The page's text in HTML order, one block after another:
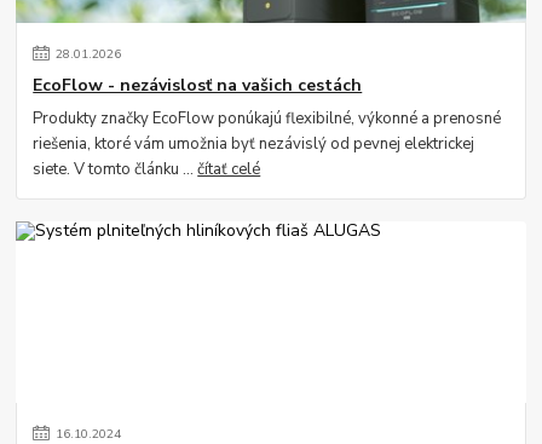
28.01.2026
EcoFlow - nezávislosť na vašich cestách
Produkty značky EcoFlow ponúkajú flexibilné, výkonné a prenosné
riešenia, ktoré vám umožnia byť nezávislý od pevnej elektrickej
siete. V tomto článku ...čítať celé
16.10.2024